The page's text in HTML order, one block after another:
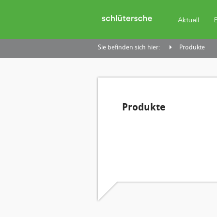
Aktuell
Sie befinden sich hier: Produkte
Produkte